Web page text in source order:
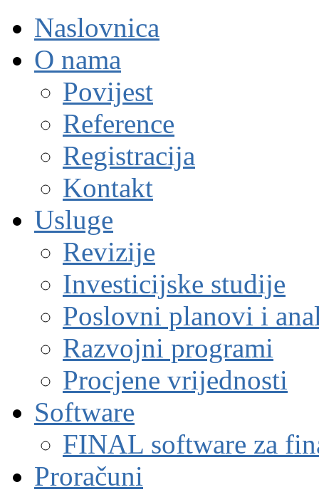
Naslovnica
O nama
Povijest
Reference
Registracija
Kontakt
Usluge
Revizije
Investicijske studije
Poslovni planovi i
Razvojni programi
Procjene vrijednosti
Software
FINAL software za
Proračuni